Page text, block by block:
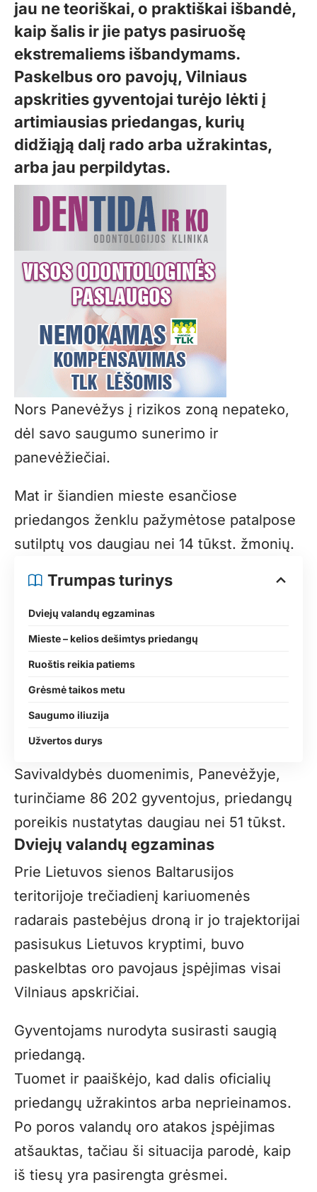
jau ne teoriškai, o praktiškai išbandė,
kaip šalis ir jie patys pasiruošę
ekstremaliems išbandymams.
Paskelbus oro pavojų, Vilniaus
apskrities gyventojai turėjo lėkti į
artimiausias priedangas, kurių
didžiąją dalį rado arba užrakintas,
arba jau perpildytas.
Nors Panevėžys į rizikos zoną nepateko,
dėl savo saugumo sunerimo ir
panevėžiečiai.
Mat ir šiandien mieste esančiose
priedangos ženklu pažymėtose patalpose
sutilptų vos daugiau nei 14 tūkst. žmonių.
Trumpas turinys
Dviejų valandų egzaminas
Mieste – kelios dešimtys priedangų
Ruoštis reikia patiems
Grėsmė taikos metu
Saugumo iliuzija
Užvertos durys
Savivaldybės duomenimis, Panevėžyje,
turinčiame 86 202 gyventojus, priedangų
poreikis nustatytas daugiau nei 51 tūkst.
Dviejų valandų egzaminas
Prie Lietuvos sienos Baltarusijos
teritorijoje trečiadienį kariuomenės
radarais pastebėjus droną ir jo trajektorijai
pasisukus Lietuvos kryptimi, buvo
paskelbtas oro pavojaus įspėjimas visai
Vilniaus apskričiai.
Gyventojams nurodyta susirasti saugią
priedangą.
Tuomet ir paaiškėjo, kad dalis oficialių
priedangų užrakintos arba neprieinamos.
Po poros valandų oro atakos įspėjimas
atšauktas, tačiau ši situacija parodė, kaip
iš tiesų yra pasirengta grėsmei.